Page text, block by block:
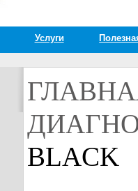
Услуги
BLACK